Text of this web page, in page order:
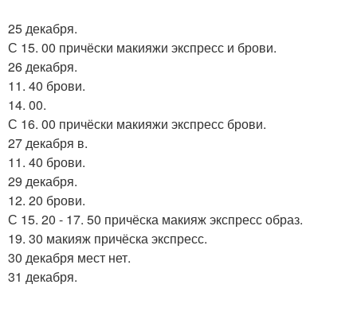
25 декабря.
С 15. 00 причёски макияжи экспресс и брови.
26 декабря.
11. 40 брови.
14. 00.
С 16. 00 причёски макияжи экспресс брови.
27 декабря в.
11. 40 брови.
29 декабря.
12. 20 брови.
С 15. 20 - 17. 50 причёска макияж экспресс образ.
19. 30 макияж причёска экспресс.
30 декабря мест нет.
31 декабря.